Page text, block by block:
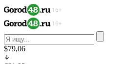
$79,06